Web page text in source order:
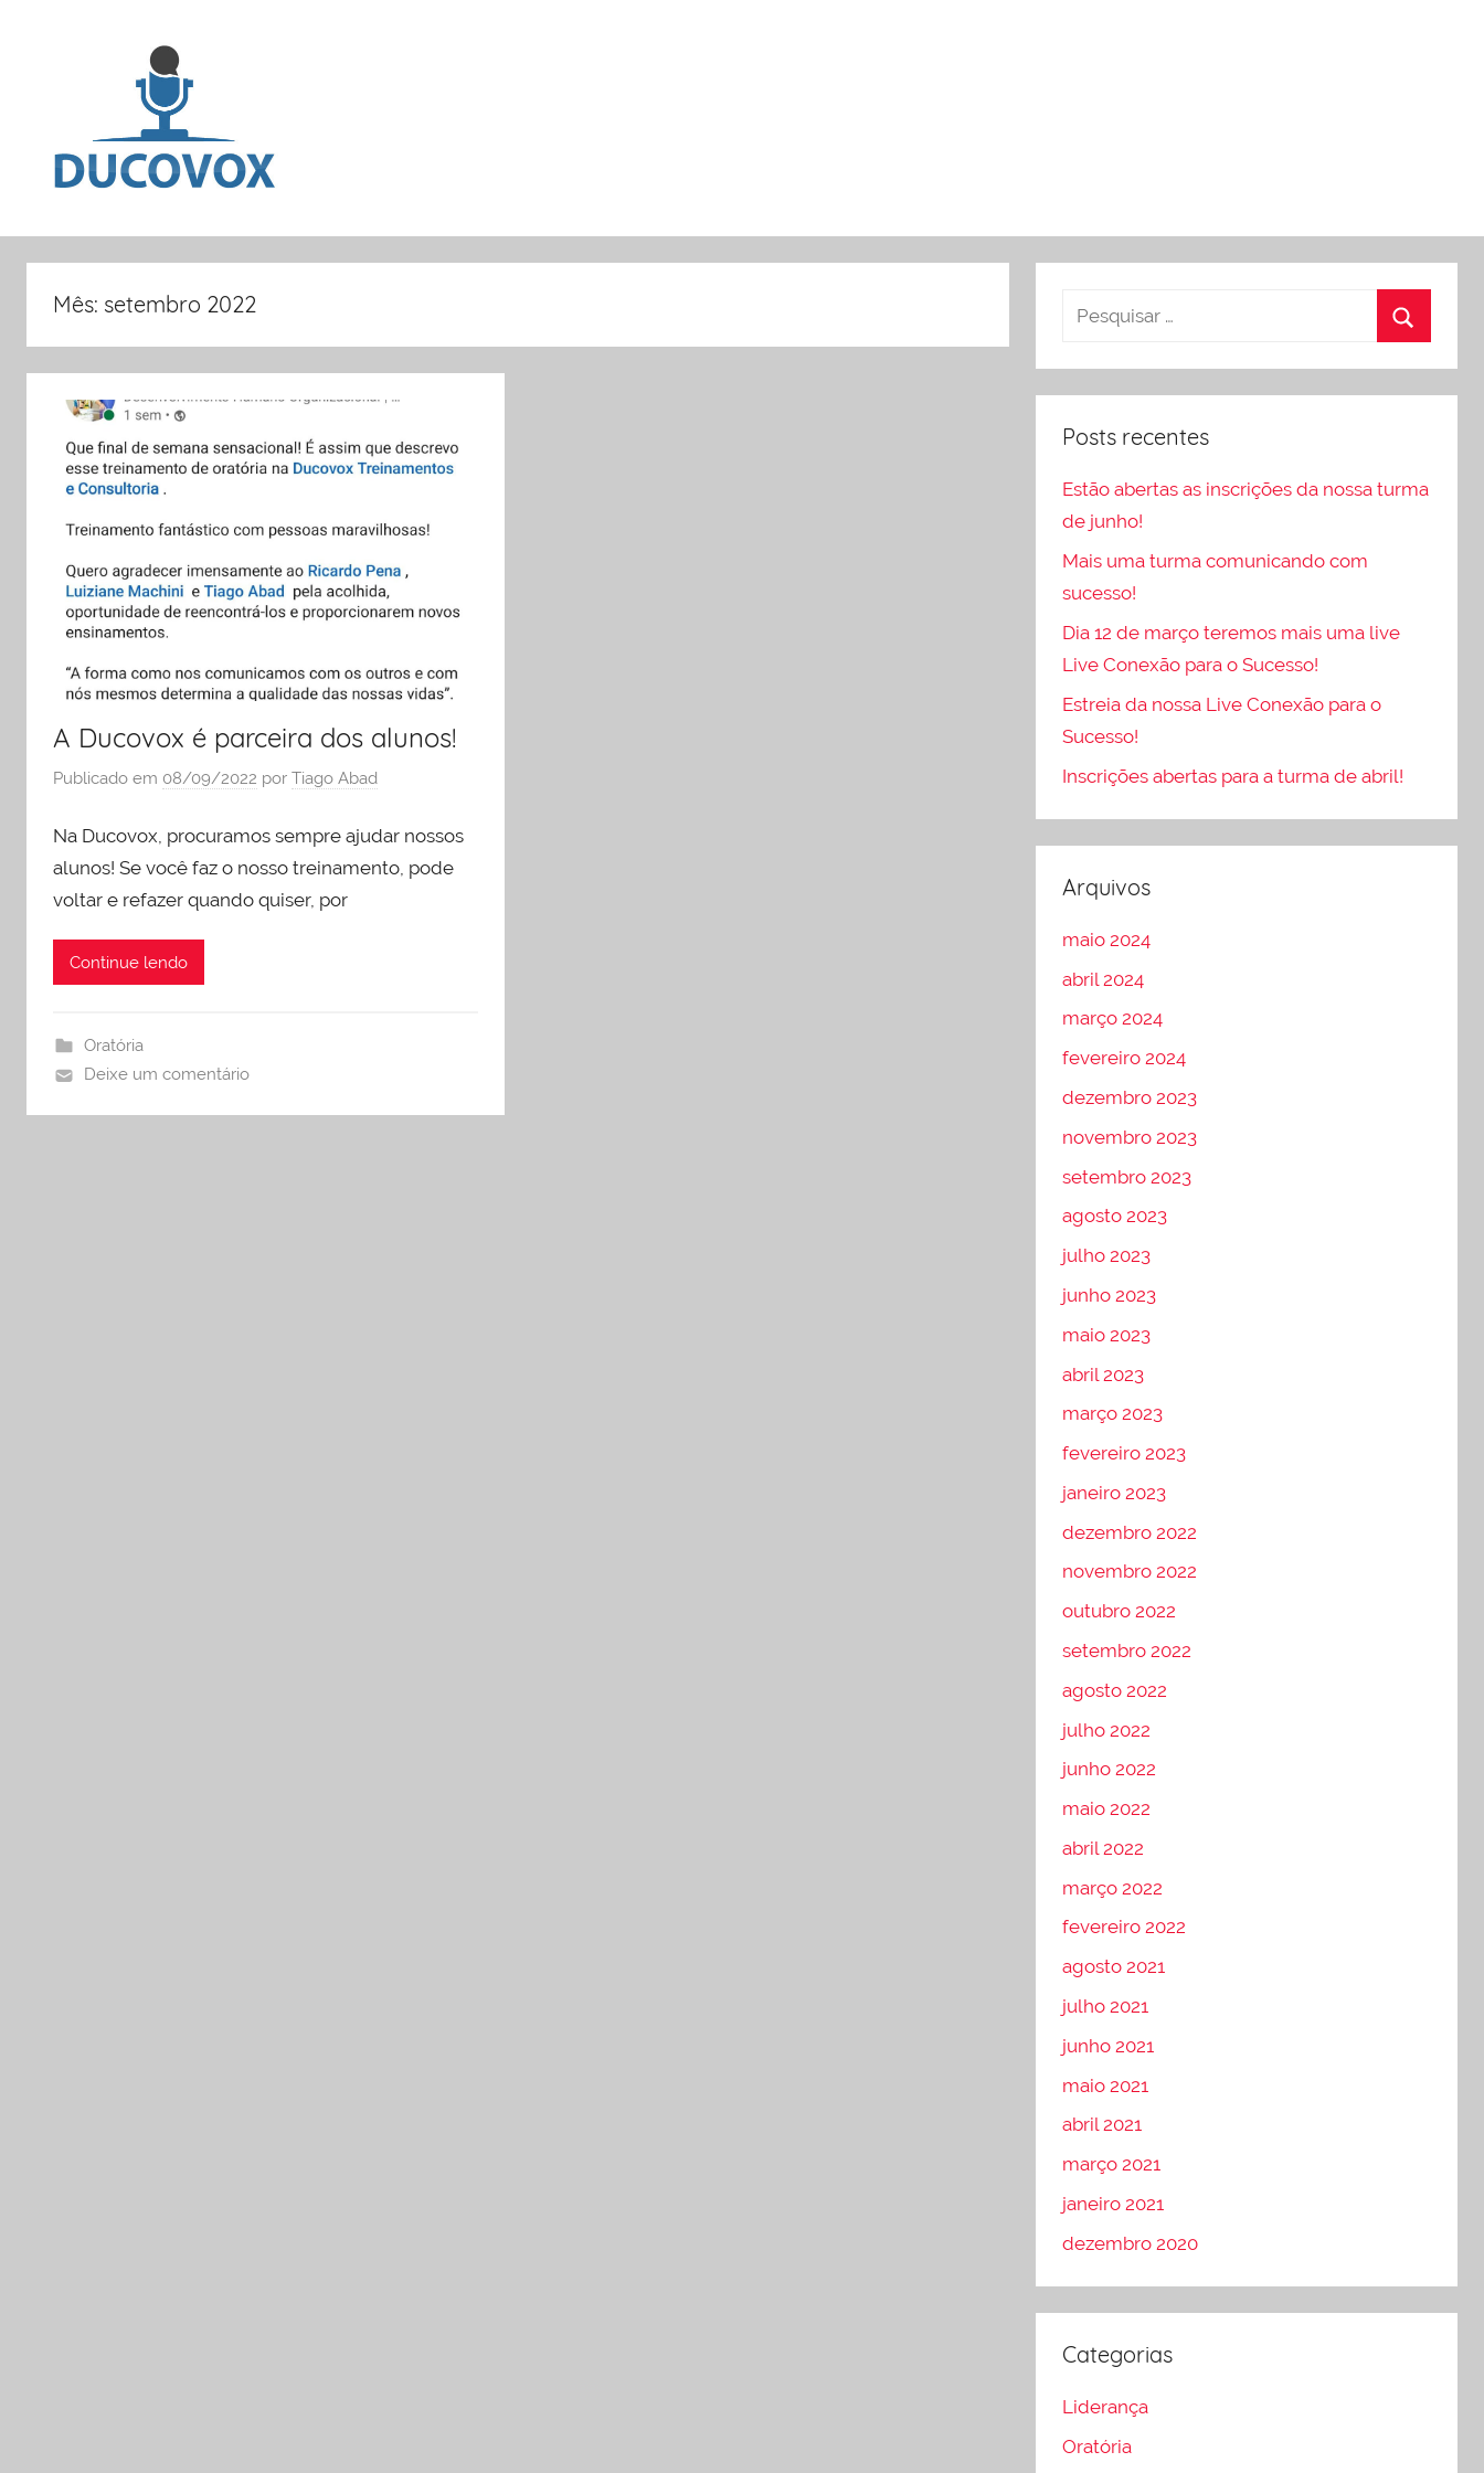
Dicas
artigos
sobre
oratória
liderança
Mês: setembro 2022
A Ducovox é parceira dos alunos!
Publicado em 08/09/2022 por Tiago Abad
Na Ducovox, procuramos sempre ajudar nossos
alunos! Se você faz o nosso treinamento, pode
voltar e refazer quando quiser, por
Continue lendo
Oratória
Deixe um comentário
Posts recentes
Estão abertas as inscrições da nossa turma
de junho!
Mais uma turma comunicando com
sucesso!
Dia 12 de março teremos mais uma live
Live Conexão para o Sucesso!
Estreia da nossa Live Conexão para o
Sucesso!
Inscrições abertas para a turma de abril!
Arquivos
maio 2024
abril 2024
março 2024
fevereiro 2024
dezembro 2023
novembro 2023
setembro 2023
agosto 2023
julho 2023
junho 2023
maio 2023
abril 2023
março 2023
fevereiro 2023
janeiro 2023
dezembro 2022
novembro 2022
outubro 2022
setembro 2022
agosto 2022
julho 2022
junho 2022
maio 2022
abril 2022
março 2022
fevereiro 2022
agosto 2021
julho 2021
junho 2021
maio 2021
abril 2021
março 2021
janeiro 2021
dezembro 2020
Categorias
Liderança
Oratória